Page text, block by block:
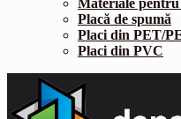
Placă de spumă
Placi din PET/
Placi din PVC